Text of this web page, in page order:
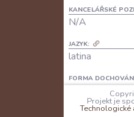
KANCELÁŘSKÉ
N/A
JAZYK:
latina
FORMA
A: N/A
B:
Projekt je
Technologické